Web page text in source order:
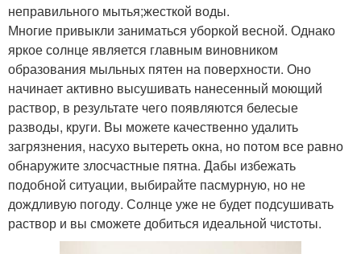
неправильного мытья;жесткой воды.
Многие привыкли заниматься уборкой весной. Однако
яркое солнце является главным виновником
образования мыльных пятен на поверхности. Оно
начинает активно высушивать нанесенный моющий
раствор, в результате чего появляются белесые
разводы, круги. Вы можете качественно удалить
загрязнения, насухо вытереть окна, но потом все равно
обнаружите злосчастные пятна. Дабы избежать
подобной ситуации, выбирайте пасмурную, но не
дождливую погоду. Солнце уже не будет подсушивать
раствор и вы сможете добиться идеальной чистоты.